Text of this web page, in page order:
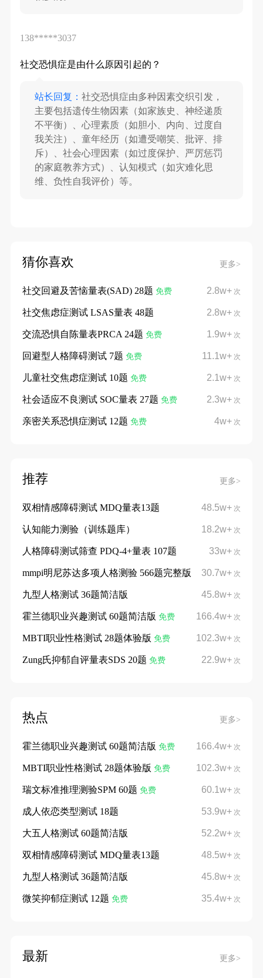
138*****3037
社交恐惧症是由什么原因引起的？
站长回复：社交恐惧症由多种因素交织引发，
主要包括遗传生物因素（如家族史、神经递质
不平衡）、心理素质（如胆小、内向、过度自
我关注）、童年经历（如遭受嘲笑、批评、排
斥）、社会心理因素（如过度保护、严厉惩罚
的家庭教养方式）、认知模式（如灾难化思
维、负性自我评价）等。
猜你喜欢 更多>
2.8w+ 次
社交回避及苦恼量表(SAD) 28题 免费
2.8w+ 次
社交焦虑症测试 LSAS量表 48题
1.9w+ 次
交流恐惧自陈量表PRCA 24题 免费
11.1w+ 次
回避型人格障碍测试 7题 免费
2.1w+ 次
儿童社交焦虑症测试 10题 免费
2.3w+ 次
社会适应不良测试 SOC量表 27题 免费
4w+ 次
亲密关系恐惧症测试 12题 免费
推荐 更多>
48.5w+ 次
双相情感障碍测试 MDQ量表13题
18.2w+ 次
认知能力测验（训练题库）
33w+ 次
人格障碍测试筛查 PDQ-4+量表 107题
30.7w+ 次
mmpi明尼苏达多项人格测验 566题完整版
45.8w+ 次
九型人格测试 36题简洁版
166.4w+ 次
霍兰德职业兴趣测试 60题简洁版 免费
102.3w+ 次
MBTI职业性格测试 28题体验版 免费
22.9w+ 次
Zung氏抑郁自评量表SDS 20题 免费
热点 更多>
166.4w+ 次
霍兰德职业兴趣测试 60题简洁版 免费
102.3w+ 次
MBTI职业性格测试 28题体验版 免费
60.1w+ 次
瑞文标准推理测验SPM 60题 免费
53.9w+ 次
成人依恋类型测试 18题
52.2w+ 次
大五人格测试 60题简洁版
48.5w+ 次
双相情感障碍测试 MDQ量表13题
45.8w+ 次
九型人格测试 36题简洁版
35.4w+ 次
微笑抑郁症测试 12题 免费
最新 更多>